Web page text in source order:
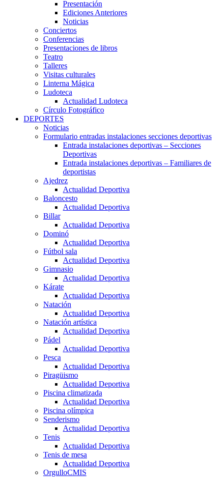
Presentación
Ediciones Anteriores
Noticias
Conciertos
Conferencias
Presentaciones de libros
Teatro
Talleres
Visitas culturales
Linterna Mágica
Ludoteca
Actualidad Ludoteca
Círculo Fotográfico
DEPORTES
Noticias
Formulario entradas instalaciones secciones deportivas
Entrada instalaciones deportivas – Secciones
Deportivas
Entrada instalaciones deportivas – Familiares de
deportistas
Ajedrez
Actualidad Deportiva
Baloncesto
Actualidad Deportiva
Billar
Actualidad Deportiva
Dominó
Actualidad Deportiva
Fútbol sala
Actualidad Deportiva
Gimnasio
Actualidad Deportiva
Kárate
Actualidad Deportiva
Natación
Actualidad Deportiva
Natación artística
Actualidad Deportiva
Pádel
Actualidad Deportiva
Pesca
Actualidad Deportiva
Piragüismo
Actualidad Deportiva
Piscina climatizada
Actualidad Deportiva
Piscina olímpica
Senderismo
Actualidad Deportiva
Tenis
Actualidad Deportiva
Tenis de mesa
Actualidad Deportiva
OrgulloCMIS